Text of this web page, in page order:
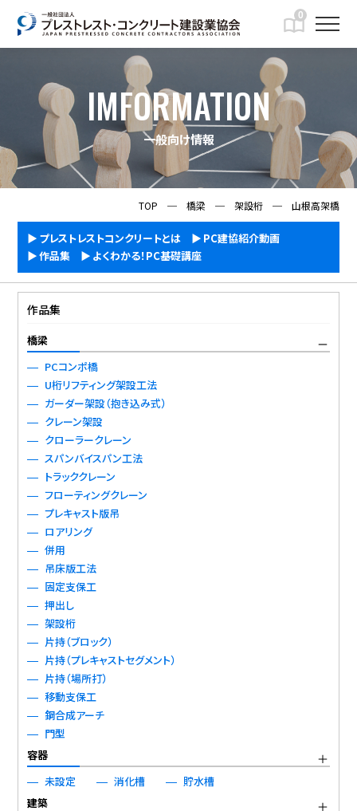
0
IMFORMATION
一般向け情報
TOP ─ 橋梁 ─ 架設桁 ─ 山根高架橋
プレストレストコンクリートとは
PC建協紹介動画
作品集
よくわかる！PC基礎講座
作品集
橋梁
PCコンポ橋
U桁リフティング架設工法
ガーダー架設（抱き込み式）
クレーン架設
クローラークレーン
スパンバイスパン工法
トラッククレーン
フローティングクレーン
プレキャスト版吊
ロアリング
併用
吊床版工法
固定支保工
押出し
架設桁
片持（ブロック）
片持（プレキャストセグメント）
片持（場所打）
移動支保工
鋼合成アーチ
門型
容器
未設定
消化槽
貯水槽
建築